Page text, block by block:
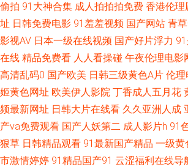
一久久一久久 午夜剧场福利姬 91农村站街熟女露脸
频导航 av伦理直达网站 先锋Aⅴ色网 福利社888 首页
线播放 久久这里面 91N视频免费看 www91尤物com
天社区 超碰在91 日韩欧美1 91视频精选 国产精品第
合 91日精品 精品久久区 深爱激情网站 91九色国产
偷拍 91大神合集 成人拍拍拍免费 香港伦理
址 日韩免费电影 91羞羞视频 国产网站 青
影视AV 日本一级在线视频 国产好片浮力
在线 精品免费看 人人看操碰 午夜伦理电影
高清乱码0 国产欧美 日韩三级黄色A片 伦理
姬黄色网址 欧美伊人影院 丁香成人五月花
频最新网址 日韩大片在线看 久久亚洲人成
产va免费观看 国产人妖第二 成人影片h 91
狠草 日韩精品观看 91最新国产精品 一级黄
市激情婷婷 91精品国产91 云涩福利在线导